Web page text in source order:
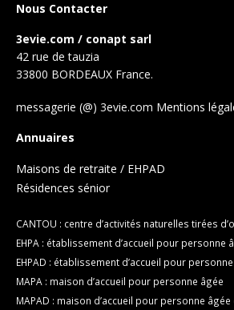
Nous Contacter
3evie.com / conapt sarl
42 rue de tauzia
33800 BORDEAUX France.
messagerie (@) 3evie.com Mentions
Annuaires
Maisons de retraite / EHPAD
Résidences sénior
CANTOU : centre d’activités naturelles tirées
EHPA : établissement d’accueil pour personne
EHPAD : établissement d’accueil pour
MAPA : maison d’accueil pour personne âgée
MAPAD : maison d’accueil pour personne